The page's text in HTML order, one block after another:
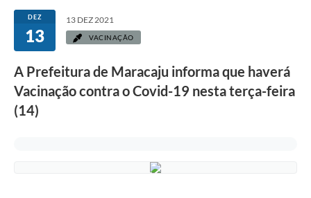
LGPD
Licitações
Transparência
Publicações
DEZ
13
13 DEZ 2021
VACINAÇÃO
A Prefeitura de Maracaju informa que haverá
Vacinação contra o Covid-19 nesta terça-feira
(14)